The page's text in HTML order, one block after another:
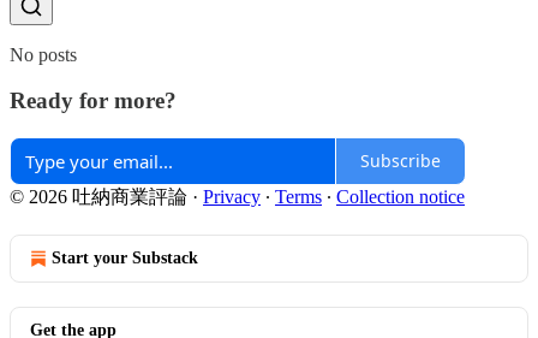
No posts
Ready for more?
Subscribe
© 2026 吐納商業評論 · Privacy ∙ Terms ∙ Collection notice
Start your Substack
Get the app